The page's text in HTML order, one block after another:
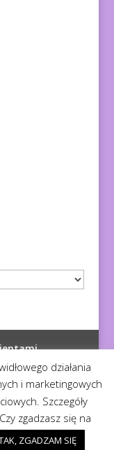
zabronione
eMarketera
działania
i marketingowych
Szczegóły
zgadzasz się na
ZGADZAM SIĘ